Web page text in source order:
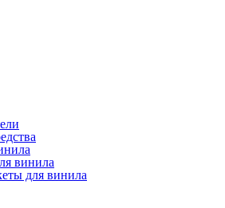
винила
для винила